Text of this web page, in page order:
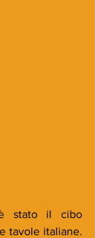
stato il cibo
tavole italiane.